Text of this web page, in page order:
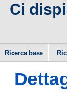
Ci
Ricerca base